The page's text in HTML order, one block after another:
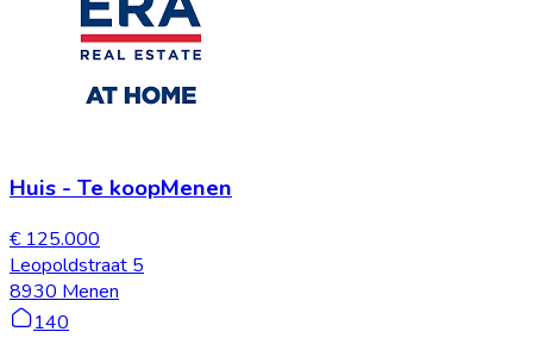
Huis - Te koopMenen
€ 125.000
Leopoldstraat 5
8930 Menen
140